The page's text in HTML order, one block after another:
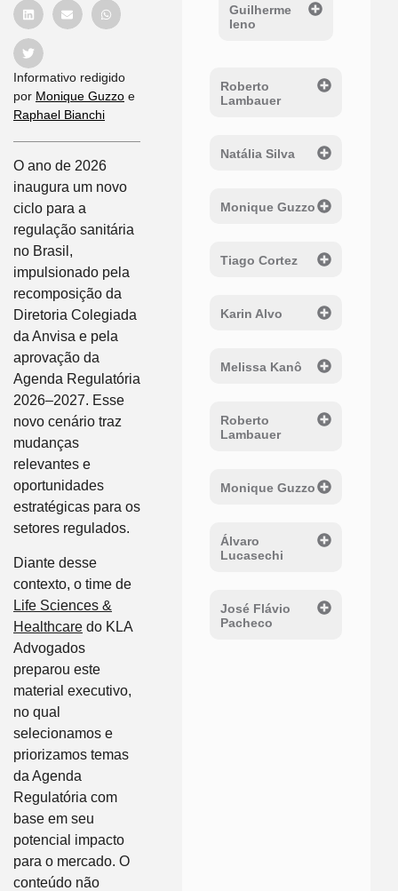
Informativo redigido
por Monique Guzzo e
Raphael Bianchi
O ano de 2026
inaugura um novo
ciclo para a
regulação sanitária
no Brasil,
impulsionado pela
recomposição da
Diretoria Colegiada
da Anvisa e pela
aprovação da
Agenda Regulatória
2026–2027. Esse
novo cenário traz
mudanças
relevantes e
oportunidades
estratégicas para os
setores regulados.
Diante desse
contexto, o time de
Life Sciences &
Healthcare do KLA
Advogados
preparou este
material executivo,
no qual
selecionamos e
priorizamos temas
da Agenda
Regulatória com
base em seu
potencial impacto
para o mercado. O
conteúdo não
Guilherme
Ieno
Roberto
Lambauer
Natália Silva
Monique Guzzo
Tiago Cortez
Karin Alvo
Melissa Kanô
Roberto
Lambauer
Monique Guzzo
Álvaro
Lucasechi
José Flávio
Pacheco